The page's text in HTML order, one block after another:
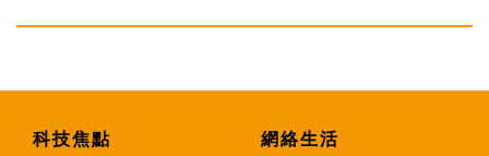
科技焦點 網絡生活